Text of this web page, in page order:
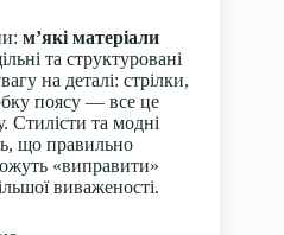
м’які матеріали
та структуровані
на деталі: стрілки,
поясу — все це
Стилісти та модні
що правильно
«виправити»
виваженості.